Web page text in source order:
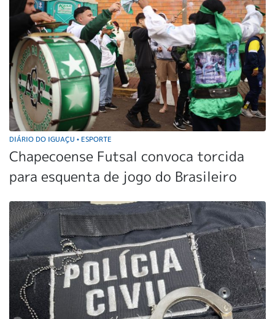
DIÁRIO DO IGUAÇU • ESPORTE
Chapecoense Futsal convoca torcida
para esquenta de jogo do Brasileiro